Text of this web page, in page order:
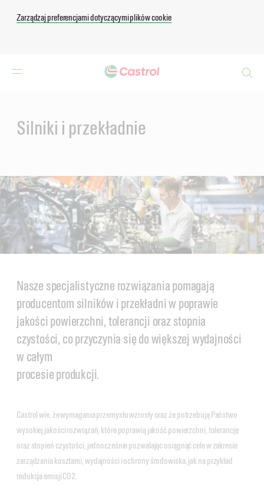
Zarządzaj preferencjami dotyczącymi plików cookie
Silniki i przekładnie
Nasze specjalistyczne rozwiązania pomagają
producentom silników i przekładni w poprawie
jakości powierzchni, tolerancji oraz stopnia
czystości, co przyczynia się do większej wydajności
w całym
procesie produkcji.
Castrol wie, że wymagania przemysłu wzrosły oraz że potrzebują Państwo
wysokiej jakości rozwiązań, które poprawią jakość powierzchni, tolerancję
oraz stopień czystości, jednocześnie pozwalając osiągnąć cele w zakresie
zarządzania kosztami, wydajności i ochrony środowiska, jak na przykład
redukcja emisji CO2.